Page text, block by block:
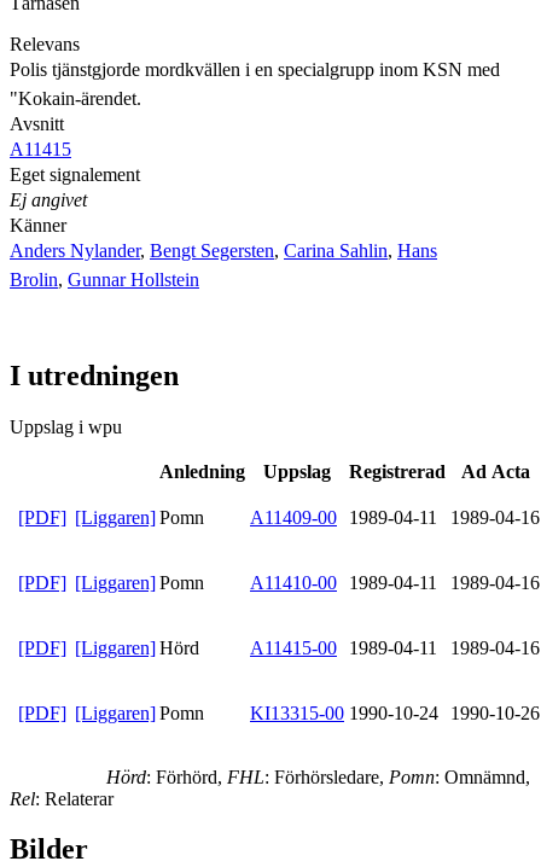
Relevans
Polis tjänstgjorde mordkvällen i en specialgrupp inom KSN med
"Kokain-ärendet.
Avsnitt
A11415
Eget signalement
Ej angivet
Känner
Anders Nylander, Bengt Segersten, Carina Sahlin, Hans
Brolin, Gunnar Hollstein
I utredningen
Uppslag i wpu
Anledning Uppslag Registrerad Ad Acta
[PDF] [Liggaren]Pomn A11409-00 1989-04-11 1989-04-16
[PDF] [Liggaren]Pomn A11410-00 1989-04-11 1989-04-16
[PDF] [Liggaren]Hörd A11415-00 1989-04-11 1989-04-16
[PDF] [Liggaren]Pomn KI13315-00 1990-10-24 1990-10-26
Hörd: Förhörd, FHL: Förhörsledare, Pomn: Omnämnd,
Rel: Relaterar
Bilder